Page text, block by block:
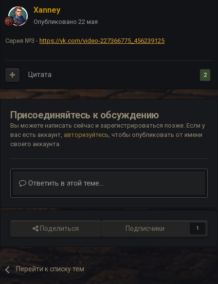
Xanney
Опубликовано 22 мая
Серия №3 - https://vk.com/video-227366775_456239125
2
Цитата
Присоединяйтесь к обсуждению
Вы можете написать сейчас и зарегистрироваться позже. Если у
вас есть аккаунт, авторизуйтесь, чтобы опубликовать от имени
своего аккаунта.
Ответить в этой теме...
Поделиться Подписчики 1
Перейти к списку тем